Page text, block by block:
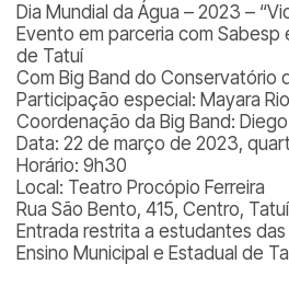
Dia Mundial da Água – 2023 –
Evento em parceria com Sabesp
de Tatuí
Com Big Band do Conservatório
Participação especial: Mayara
Coordenação da Big Band:
Data: 22 de março de 2023,
Horário: 9h30
Local: Teatro Procópio Ferreira
Rua São Bento, 415, Centro,
Entrada restrita a estudantes
Ensino Municipal e Estadual de